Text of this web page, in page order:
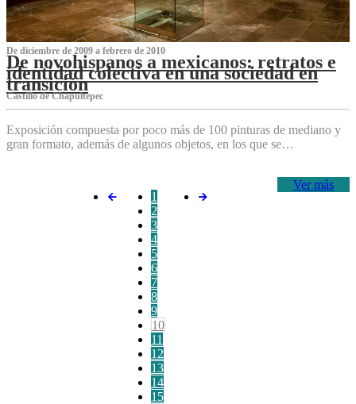
De diciembre de 2009 a febrero de 2010
De novohispanos a mexicanos: retratos e
identidad colectiva en una sociedad en
transición
Castillo de Chapultepec
Exposición compuesta por poco más de 100 pinturas de mediano y
gran formato, además de algunos objetos, en los que se…
Ver más
1
2
3
4
5
6
7
8
9
10
11
12
13
14
15